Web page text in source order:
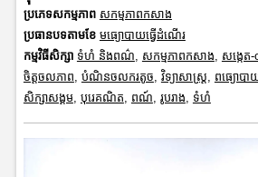
ប្រភេទសកម្មភាព សកម្មភាពកសាង
ប្រធានបទតាមខែ មធ្យោបាយធ្វើដំណើរ
កម្មវិធីសិក្សា ទំហំ និងពណ៌, សកម្មភាពកសាង, សង្កេត
ចិត្តចលភាព, បំណិនចលករតូច, វិទ្យាសាស្រ្ត, ពធ្យោបា
សិក្សាសង្គម, បុរេគណិត, ពណ៍, រូបរាង, ទំហំ